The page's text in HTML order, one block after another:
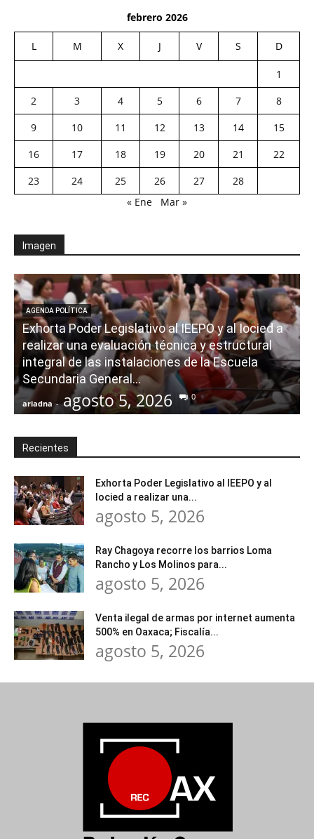
febrero 2026
L M X J V S D
1
2
3 4 5 6 7
8
9
10 11 12 13 14
15
16
17 18 19 20 21
22
23
24 25 26 27
28
« Ene
Mar »
Imagen
AGENDA POLÍTICA
Exhorta Poder Legislativo al IEEPO y al Iocied a
realizar una evaluación técnica y estructural
integral de las instalaciones de la Escuela
Secundaria General...
ariadna - agosto 5, 2026 0
Recientes
Exhorta Poder Legislativo al IEEPO y al
Iocied a realizar una...
agosto 5, 2026
Ray Chagoya recorre los barrios Loma
Rancho y Los Molinos para...
agosto 5, 2026
Venta ilegal de armas por internet aumenta
500% en Oaxaca; Fiscalía...
agosto 5, 2026